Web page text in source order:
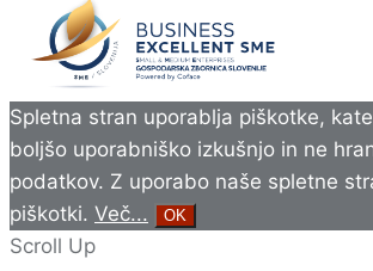
Spletna stran uporablja piškotke,
boljšo uporabniško izkušnjo in ne
podatkov. Z uporabo naše spletne
piškotki. Več... OK
Scroll Up